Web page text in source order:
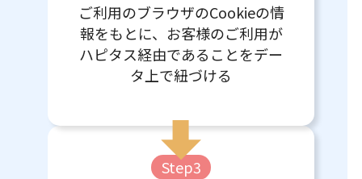
ご利用のブラウザのCookieの情
報をもとに、お客様のご利用が
ハピタス経由であることをデー
タ上で紐づける
Step3